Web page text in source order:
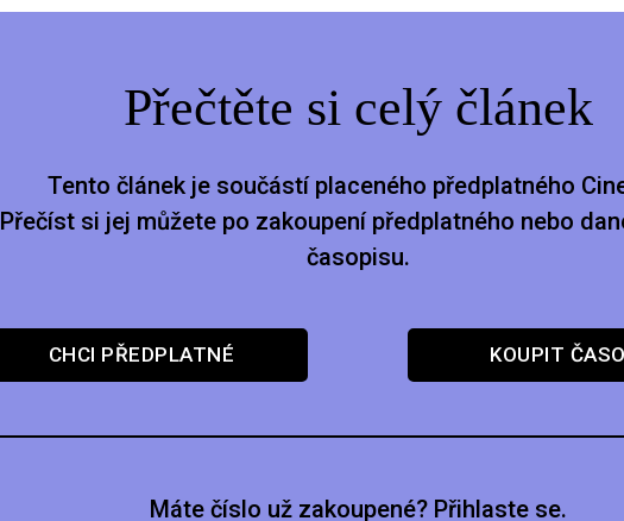
Přečtěte si celý článek
Tento článek je součástí placeného předplatného
Přečíst si jej můžete po zakoupení předplatného nebo
časopisu.
CHCI PŘEDPLATNÉ KOUPIT
Máte číslo už zakoupené? Přihlaste se.